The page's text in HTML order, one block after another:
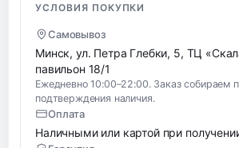
УСЛОВИЯ ПОКУПКИ
Самовывоз
Минск, ул. Петра Глебки, 5, ТЦ
павильон 18/1
Ежедневно 10:00–22:00. Заказ собираем
подтверждения наличия.
Оплата
Наличными или картой при